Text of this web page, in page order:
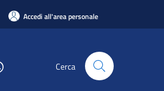
Accedi all'area personale
Cerca